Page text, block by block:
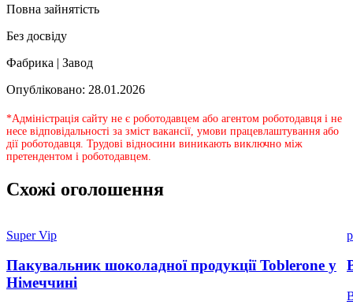
Повна зайнятість
Без досвіду
Фабрика | Завод
Опубліковано: 28.01.2026
*Адміністрація сайту не є роботодавцем або агентом роботодавця і не
несе відповідальності за зміст вакансії, умови працевлаштування або
дії роботодавця. Трудові відносини виникають виключно між
претендентом і роботодавцем.
Схожі оголошення
Super Vip
Пакувальник шоколадної продукції Toblerone у
Німеччині